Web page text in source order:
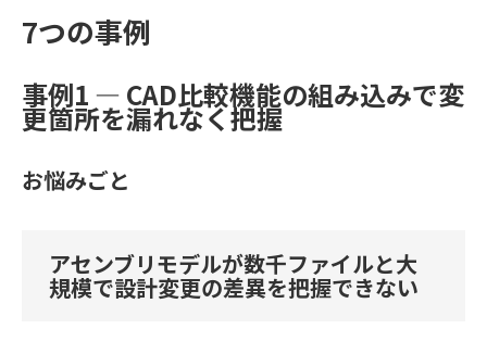
7つの事例
事例1 ― CAD比較機能の組み込みで変
更箇所を漏れなく把握
お悩みごと
アセンブリモデルが数千ファイルと大
規模で設計変更の差異を把握できない